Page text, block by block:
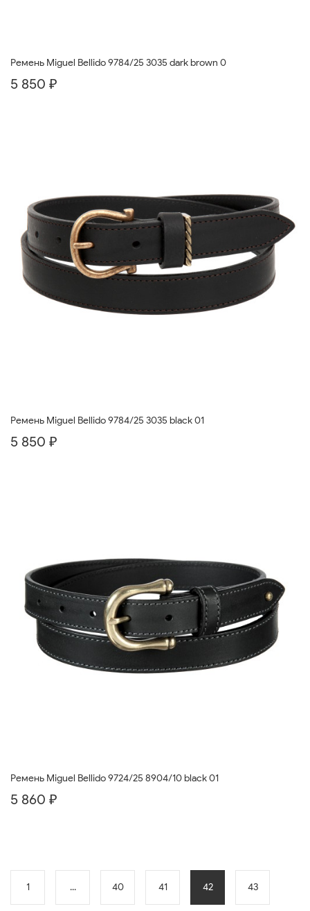
Ремень Miguel Bellido 9784/25 3035 dark brown 0
5 850 ₽
Ремень Miguel Bellido 9784/25 3035 black 01
5 850 ₽
Ремень Miguel Bellido 9724/25 8904/10 black 01
5 860 ₽
1 ... 40 41 42 43